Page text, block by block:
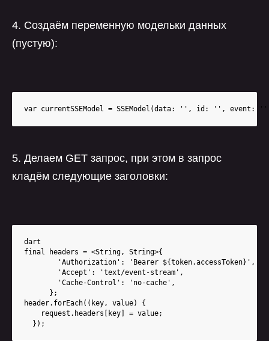
4. Создаём переменную модельки данных
(пустую):
var currentSSEModel = SSEModel(data: '', id: '', event:
5. Делаем GET запрос, при этом в запрос
кладём следующие заголовки:
dart
final headers = <String, String>{
        'Authorization': 'Bearer ${token.accessToken}',
        'Accept': 'text/event-stream',
        'Cache-Control': 'no-cache',
      };
header.forEach((key, value) {
    request.headers[key] = value;
  });